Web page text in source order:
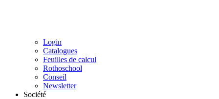
Login
Catalogues
Feuilles de calcul
Rothoschool
Conseil
Newsletter
Société